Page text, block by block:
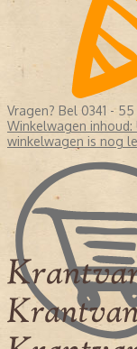
Vragen? Bel 0341 -
Winkelwagen inhoud:
winkelwagen is nog